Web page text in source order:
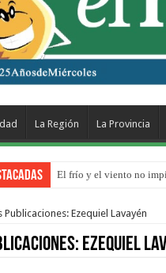
La Región La Provincia
El frío y el viento no
OSER: Frigerio aseguró
Publicaciones: Ezequiel Lavayén
Ezequiel